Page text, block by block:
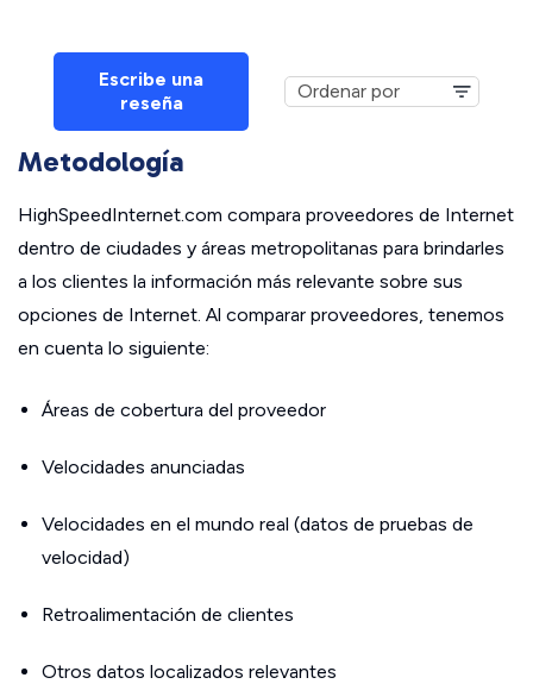
Escribe una
reseña
Metodología
HighSpeedInternet.com compara proveedores de Internet
dentro de ciudades y áreas metropolitanas para brindarles
a los clientes la información más relevante sobre sus
opciones de Internet. Al comparar proveedores, tenemos
en cuenta lo siguiente:
Áreas de cobertura del proveedor
Velocidades anunciadas
Velocidades en el mundo real (datos de pruebas de
velocidad)
Retroalimentación de clientes
Otros datos localizados relevantes